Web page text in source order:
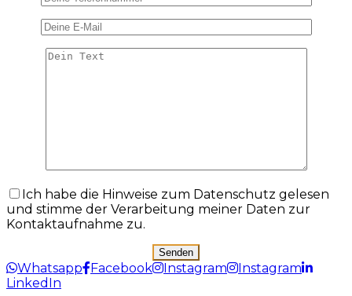
Ich habe die Hinweise zum Datenschutz gelesen
und stimme der Verarbeitung meiner Daten zur
Kontaktaufnahme zu.
Whatsapp Facebook Instagram
Instagram
LinkedIn